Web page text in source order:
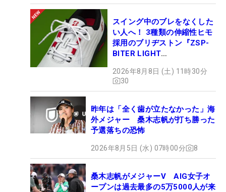
スイング中のブレをなくした
い人へ！ 3種類の伸縮性ヒモ
採用のブリヂストン『ZSP-
BITER LIGHT
ュー
2026年8月8日 (土) 11時30分
30
昨年は「全く歯が立たなかった」海
外メジャー 桑木志帆が打ち勝った
予選落ちの恐怖
2026年8月5日 (水) 07時00分 8
桑木志帆がメジャーV AIG女子オ
ープンは過去最多の5万5000人が来